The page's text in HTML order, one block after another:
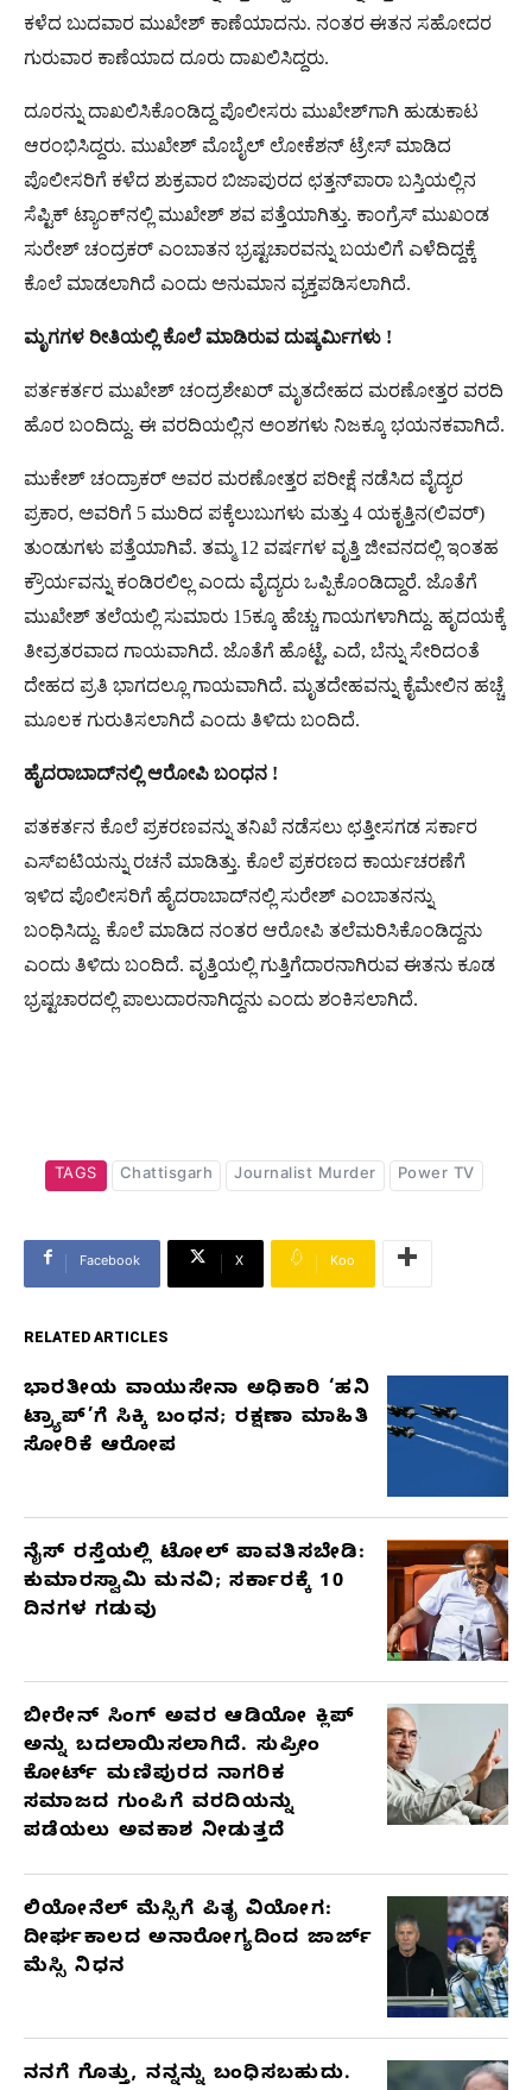
ಕಳೆದ ಬುದವಾರ ಮುಖೇಶ್​ ಕಾಣೆಯಾದನು. ನಂತರ ಈತನ ಸಹೋದರ
ಗುರುವಾರ ಕಾಣೆಯಾದ ದೂರು ದಾಖಲಿಸಿದ್ದರು.
ದೂರನ್ನು ದಾಖಲಿಸಿಕೊಂಡಿದ್ದ ಪೊಲೀಸರು ಮುಖೇಶ್​ಗಾಗಿ ಹುಡುಕಾಟ
ಆರಂಭಿಸಿದ್ದರು. ಮುಖೇಶ್​ ಮೊಬೈಲ್​ ಲೋಕೆಶನ್​ ಟ್ರೇಸ್​ ಮಾಡಿದ
ಪೊಲೀಸರಿಗೆ ಕಳೆದ ಶುಕ್ರವಾರ ಬಿಜಾಪುರದ ಛತ್ತನ್‌ಪಾರಾ ಬಸ್ತಿಯಲ್ಲಿನ
ಸೆಪ್ಟಿಕ್ ಟ್ಯಾಂಕ್‌ನಲ್ಲಿ ಮುಖೇಶ್​ ಶವ ಪತ್ತೆಯಾಗಿತ್ತು. ಕಾಂಗ್ರೆಸ್​ ಮುಖಂಡ
ಸುರೇಶ್ ಚಂದ್ರಕರ್ ಎಂಬಾತನ ಭ್ರಷ್ಟಚಾರವನ್ನು ಬಯಲಿಗೆ ಎಳೆದಿದ್ದಕ್ಕೆ
ಕೊಲೆ ಮಾಡಲಾಗಿದೆ ಎಂದು ಅನುಮಾನ ವ್ಯಕ್ತಪಡಿಸಲಾಗಿದೆ.
ಮೃಗಗಳ ರೀತಿಯಲ್ಲಿ ಕೊಲೆ ಮಾಡಿರುವ ದುಷ್ಕರ್ಮಿಗಳು !
ಪರ್ತಕರ್ತರ ಮುಖೇಶ್​ ಚಂದ್ರಶೇಖರ್​ ಮೃತದೇಹದ ಮರಣೋತ್ತರ ವರದಿ
ಹೊರ ಬಂದಿದ್ದು. ಈ ವರದಿಯಲ್ಲಿನ ಅಂಶಗಳು ನಿಜಕ್ಕೂ ಭಯನಕವಾಗಿದೆ.
ಮುಕೇಶ್ ಚಂದ್ರಾಕರ್ ಅವರ ಮರಣೋತ್ತರ ಪರೀಕ್ಷೆ ನಡೆಸಿದ ವೈದ್ಯರ
ಪ್ರಕಾರ, ಅವರಿಗೆ 5 ಮುರಿದ ಪಕ್ಕೆಲುಬುಗಳು ಮತ್ತು 4 ಯಕೃತ್ತಿನ(ಲಿವರ್​)
ತುಂಡುಗಳು ಪತ್ತೆಯಾಗಿವೆ. ತಮ್ಮ 12 ವರ್ಷಗಳ ವೃತ್ತಿ ಜೀವನದಲ್ಲಿ ಇಂತಹ
ಕ್ರೌರ್ಯವನ್ನು ಕಂಡಿರಲಿಲ್ಲ ಎಂದು ವೈದ್ಯರು ಒಪ್ಪಿಕೊಂಡಿದ್ದಾರೆ. ಜೊತೆಗೆ
ಮುಖೇಶ್​​ ತಲೆಯಲ್ಲಿ ಸುಮಾರು 15ಕ್ಕೂ ಹೆಚ್ಚು ಗಾಯಗಳಾಗಿದ್ದು. ಹೃದಯಕ್ಕೆ
ತೀವ್ರತರವಾದ ಗಾಯವಾಗಿದೆ. ಜೊತೆಗೆ ಹೊಟ್ಟೆ, ಎದೆ, ಬೆನ್ನು ಸೇರಿದಂತೆ
ದೇಹದ ಪ್ರತಿ ಭಾಗದಲ್ಲೂ ಗಾಯವಾಗಿದೆ. ಮೃತದೇಹವನ್ನು ಕೈಮೇಲಿನ ಹಚ್ಚೆ
ಮೂಲಕ ಗುರುತಿಸಲಾಗಿದೆ ಎಂದು ತಿಳಿದು ಬಂದಿದೆ.
ಹೈದರಾಬಾದ್​ನಲ್ಲಿ ಆರೋಪಿ ಬಂಧನ !
ಪತಕರ್ತನ ಕೊಲೆ ಪ್ರಕರಣವನ್ನು ತನಿಖೆ ನಡೆಸಲು ಛತ್ತೀಸಗಡ ಸರ್ಕಾರ
ಎಸ್​ಐಟಿಯನ್ನು ರಚನೆ ಮಾಡಿತ್ತು. ಕೊಲೆ ಪ್ರಕರಣದ ಕಾರ್ಯಚರಣೆಗೆ
ಇಳಿದ ಪೊಲೀಸರಿಗೆ ಹೈದರಾಬಾದ್​ನಲ್ಲಿ ಸುರೇಶ್​​ ಎಂಬಾತನನ್ನು
ಬಂಧಿಸಿದ್ದು. ಕೊಲೆ ಮಾಡಿದ ನಂತರ ಆರೋಪಿ ತಲೆಮರಿಸಿಕೊಂಡಿದ್ದನು
ಎಂದು ತಿಳಿದು ಬಂದಿದೆ. ವೃತ್ತಿಯಲ್ಲಿ ಗುತ್ತಿಗೆದಾರನಾಗಿರುವ ಈತನು ಕೂಡ
ಭ್ರಷ್ಟಚಾರದಲ್ಲಿ ಪಾಲುದಾರನಾಗಿದ್ದನು ಎಂದು ಶಂಕಿಸಲಾಗಿದೆ.
TAGS Chattisgarh Journalist Murder Power TV
Facebook X Koo
RELATED ARTICLES
RELATED
ARTICLES
ಭಾರತೀಯ ವಾಯುಸೇನಾ ಅಧಿಕಾರಿ ‘ಹನಿ
ಟ್ರ್ಯಾಪ್’ಗೆ ಸಿಕ್ಕಿ ಬಂಧನ; ರಕ್ಷಣಾ ಮಾಹಿತಿ
ಸೋರಿಕೆ ಆರೋಪ
ನೈಸ್ ರಸ್ತೆಯಲ್ಲಿ ಟೋಲ್ ಪಾವತಿಸಬೇಡಿ:
ಕುಮಾರಸ್ವಾಮಿ ಮನವಿ; ಸರ್ಕಾರಕ್ಕೆ 10
ದಿನಗಳ ಗಡುವು
ಬೀರೇನ್ ಸಿಂಗ್ ಅವರ ಆಡಿಯೋ ಕ್ಲಿಪ್
ಅನ್ನು ಬದಲಾಯಿಸಲಾಗಿದೆ. ಸುಪ್ರೀಂ
ಕೋರ್ಟ್ ಮಣಿಪುರದ ನಾಗರಿಕ
ಸಮಾಜದ ಗುಂಪಿಗೆ ವರದಿಯನ್ನು
ಪಡೆಯಲು ಅವಕಾಶ ನೀಡುತ್ತದೆ
ಲಿಯೋನೆಲ್ ಮೆಸ್ಸಿಗೆ ಪಿತೃ ವಿಯೋಗ:
ದೀರ್ಘಕಾಲದ ಅನಾರೋಗ್ಯದಿಂದ ಜಾರ್ಜ್
ಮೆಸ್ಸಿ ನಿಧನ
ನನಗೆ ಗೊತ್ತು, ನನ್ನನ್ನು ಬಂಧಿಸಬಹುದು.